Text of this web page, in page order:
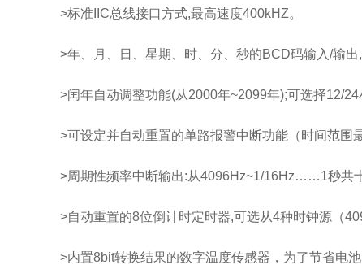
>标准IIC总线接口方式,最高速度400kHZ。
>年、月、日、星期、时、分、秒的BCD码输入/输出,
>闰年自动调整功能(从2000年~2099年);可选择12/24
>可设定并自动重置的单路报警中断功能（时间范围
>周期性频率中断输出:从4096Hz~1/16Hz……1秒共
>自动重置的8位倒计时定时器,可选从4种时钟源（
>内置8bit转换结果的数字温度传感器，为了节省电池